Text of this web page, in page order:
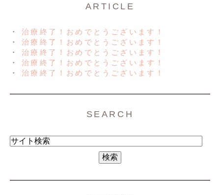
ARTICLE
治療終了！おめでとうございます！
治療終了！おめでとうございます！
治療終了！おめでとうございます！
治療終了！おめでとうございます！
治療終了！おめでとうございます！
SEARCH